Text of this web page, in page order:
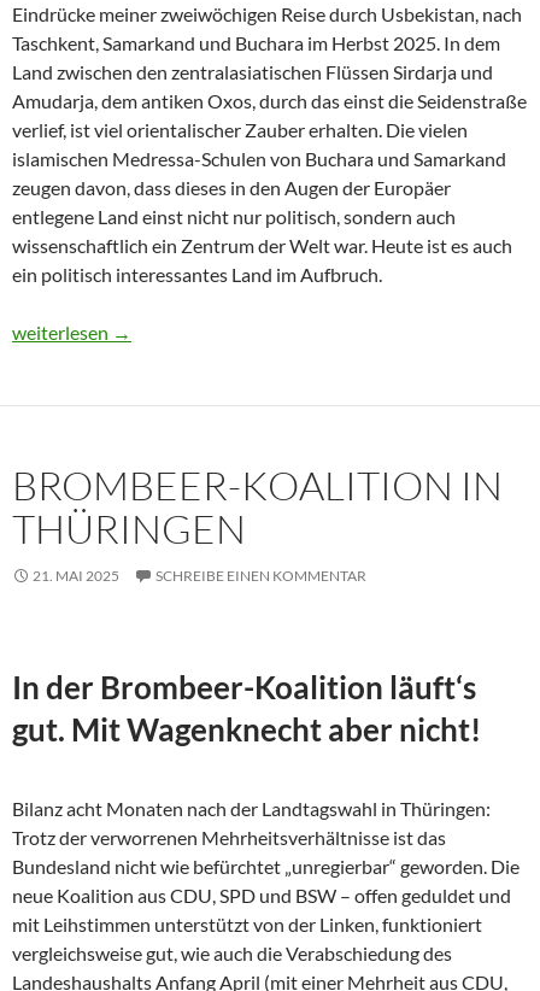
Eindrücke meiner zweiwöchigen Reise durch Usbekistan, nach
Taschkent, Samarkand und Buchara im Herbst 2025. In dem
Land zwischen den zentralasiatischen Flüssen Sirdarja und
Amudarja, dem antiken Oxos, durch das einst die Seidenstraße
verlief, ist viel orientalischer Zauber erhalten. Die vielen
islamischen Medressa-Schulen von Buchara und Samarkand
zeugen davon, dass dieses in den Augen der Europäer
entlegene Land einst nicht nur politisch, sondern auch
wissenschaftlich ein Zentrum der Welt war. Heute ist es auch
ein politisch interessantes Land im Aufbruch.
Usbekistan 2025: Unterwegs in einem Land im Aufbruch
weiterlesen →
BROMBEER-KOALITION IN
THÜRINGEN
21. MAI 2025 SCHREIBE EINEN KOMMENTAR
In der Brombeer-Koalition läuft‘s
gut. Mit Wagenknecht aber nicht!
Bilanz acht Monaten nach der Landtagswahl in Thüringen:
Trotz der verworrenen Mehrheitsverhältnisse ist das
Bundesland nicht wie befürchtet „unregierbar“ geworden. Die
neue Koalition aus CDU, SPD und BSW – offen geduldet und
mit Leihstimmen unterstützt von der Linken, funktioniert
vergleichsweise gut, wie auch die Verabschiedung des
Landeshaushalts Anfang April (mit einer Mehrheit aus CDU,